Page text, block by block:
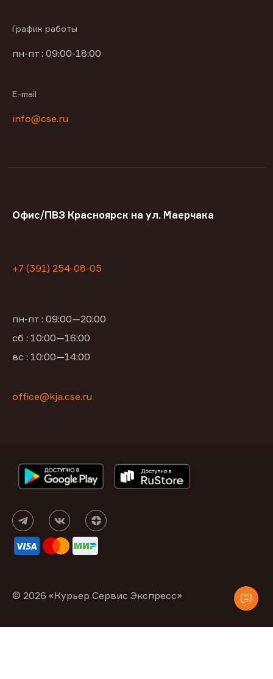
График работы
пн-пт : 09:00-18:00
E-mail
info@cse.ru
Офис/ПВЗ Красноярск на ул. Маерчака
+7 (391) 254-08-05
пн-пт : 09:00—20:00
сб : 10:00—16:00
вс : 10:00—14:00
office@kja.cse.ru
© 2026 «Курьер Сервис Экспресс»